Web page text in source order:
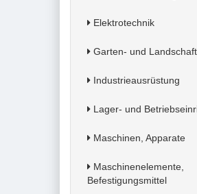
Elektrotechnik
Garten- und
Industrieausrüstung
Lager- und
Maschinen, Apparate
Maschinenelemente,
Befestigungsmittel